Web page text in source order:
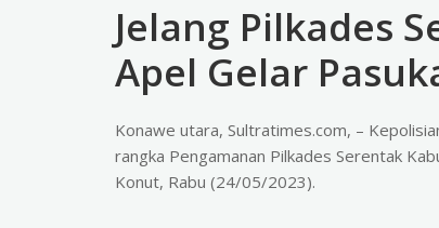
Jelang Pilkades
Apel Gelar
Konawe utara, Sultratimes.com, –
rangka Pengamanan Pilkades Serentak
Konut, Rabu (24/05/2023).